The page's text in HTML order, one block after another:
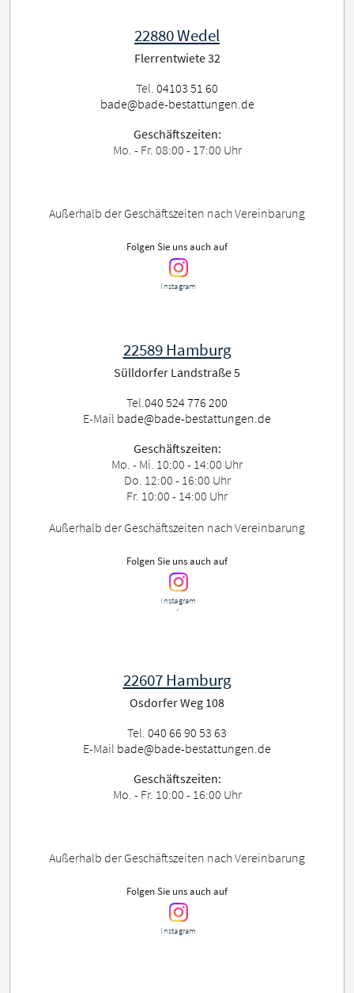
22880 Wedel
Flerrentwiete 32
Tel. 04103 51 60
bade@bade-bestattungen.de
Geschäftszeiten:
Mo. - Fr. 08:00 - 17:00 Uhr
Außerhalb der Geschäftszeiten nach Vereinbarung
Folgen Sie uns auch auf
Instagram
22589 Hamburg
Sülldorfer Landstraße 5
Tel. 040 524 776 200
E-Mail bade@bade-bestattungen.de
Geschäftszeiten:
Mo. - Mi. 10:00 - 14:00 Uhr
Do. 12:00 - 16:00 Uhr
Fr. 10:00 - 14:00 Uhr
Außerhalb der Geschäftszeiten nach Vereinbarung
Folgen Sie uns auch auf
Instagram
´
22607 Hamburg
Osdorfer Weg 108
Tel. 040 66 90 53 63
E-Mail bade@bade-bestattungen.de
Geschäftszeiten:
Mo. - Fr. 10:00 - 16:00 Uhr
Außerhalb der Geschäftszeiten nach Vereinbarung
Folgen Sie uns auch auf
Instagram